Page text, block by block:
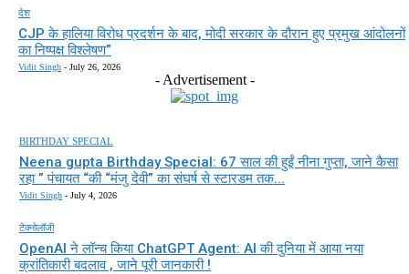
देश
CJP के हालिया विरोध प्रदर्शन के बाद, मोदी सरकार के दौरान हुए प्रमुख आंदोलनों
का निष्पक्ष विश्लेषण”
Vidit Singh - July 26, 2026
- Advertisement -
BIRTHDAY SPECIAL
Neena gupta Birthday Special: 67 साल की हुईं नीना गुप्ता, जाने कैसा
रहा ” पंचायत “की “मंजु देवी” का संघर्ष से स्टारडम तक...
Vidit Singh - July 4, 2026
टेक्नोलॉजी
OpenAI ने लॉन्च किया ChatGPT Agent: AI की दुनिया में आया नया
क्रांतिकारी बदलाव , जाने पूरी जानकारी !